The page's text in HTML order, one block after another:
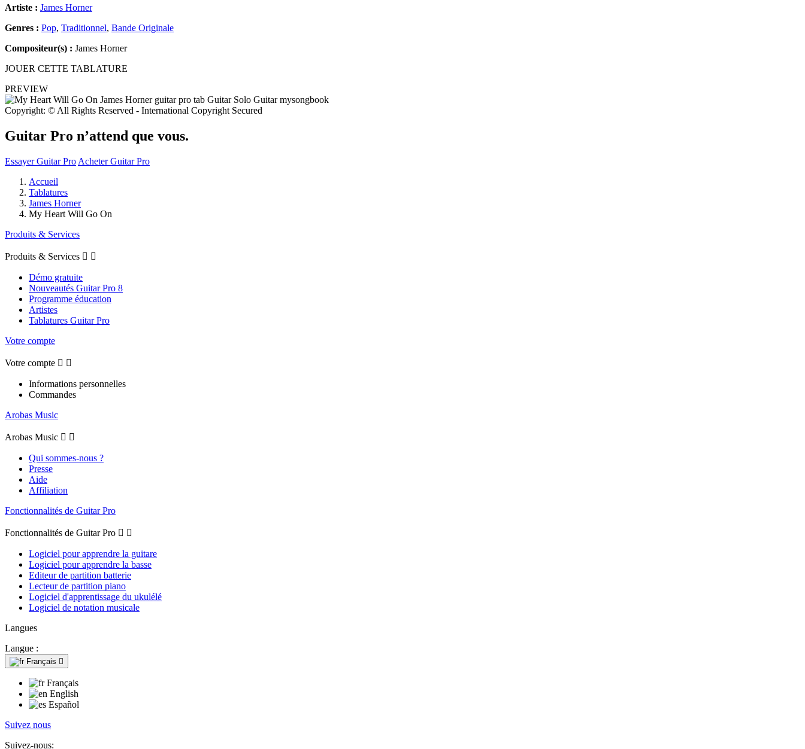
Artiste : James Horner
Genres : Pop, Traditionnel, Bande Originale
Compositeur(s) : James Horner
JOUER CETTE TABLATURE
PREVIEW
Copyright: © All Rights Reserved - International Copyright Secured
Guitar Pro n’attend que vous.
Essayer Guitar Pro Acheter Guitar Pro
Accueil
Tablatures
James Horner
My Heart Will Go On
Produits & Services
Produits & Services  
Démo gratuite
Nouveautés Guitar Pro 8
Programme éducation
Artistes
Tablatures Guitar Pro
Votre compte
Votre compte  
Informations personnelles
Commandes
Arobas Music
Arobas Music  
Qui sommes-nous ?
Presse
Aide
Affiliation
Fonctionnalités de Guitar Pro
Fonctionnalités de Guitar Pro  
Logiciel pour apprendre la guitare
Logiciel pour apprendre la basse
Editeur de partition batterie
Lecteur de partition piano
Logiciel d'apprentissage du ukulélé
Logiciel de notation musicale
Langues
Langue :
Français 
Français
English
Español
Suivez nous
Suivez-nous: